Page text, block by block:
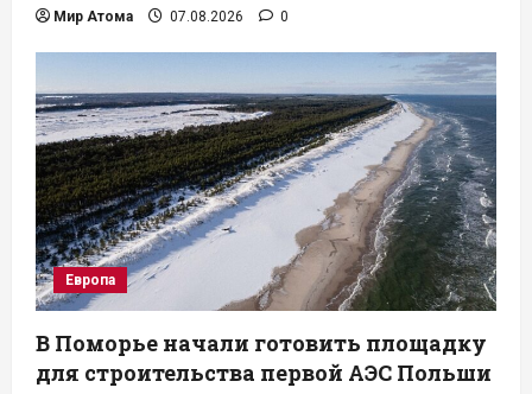
Мир Атома 07.08.2026 0
Европа
В Поморье начали готовить площадку
для строительства первой АЭС Польши